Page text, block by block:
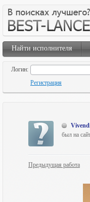
Найти исполнителя
Логин:
Регистрация
был на
Предыдущая работа